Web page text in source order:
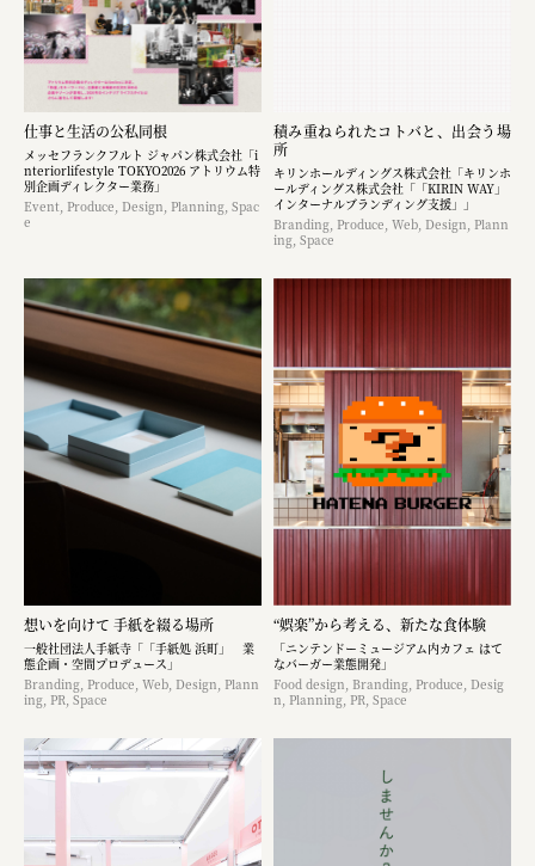
仕事と生活の公私同根
メッセフランクフルト ジャパン株式会社「i
nteriorlifestyle TOKYO2026 アトリウム特
別企画ディレクター業務」
Event, Produce, Design, Planning, Spac
e
積み重ねられたコトバと、出会う場
所
キリンホールディングス株式会社「キリンホ
ールディングス株式会社「「KIRIN WAY」
インターナルブランディング支援」」
Branding, Produce, Web, Design, Plann
ing, Space
想いを向けて 手紙を綴る場所
一般社団法人手紙寺「「手紙処 浜町」 業
態企画・空間プロデュース」
Branding, Produce, Web, Design, Plann
ing, PR, Space
“娯楽”から考える、新たな食体験
「ニンテンドーミュージアム内カフェ はて
なバーガー業態開発」
Food design, Branding, Produce, Desig
n, Planning, PR, Space